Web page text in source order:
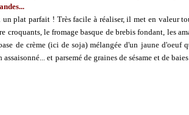
un plat parfait ! Très facile à réaliser, il met en valeur
le fromage basque de brebis fondant, les
de crème (ici de soja) mélangée d'un jaune d'oeuf
et parsemé de graines de sésame et de